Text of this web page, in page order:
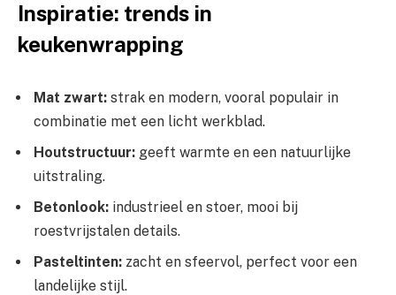
Inspiratie: trends in
keukenwrapping
Mat zwart: strak en modern, vooral populair in
combinatie met een licht werkblad.
Houtstructuur: geeft warmte en een natuurlijke
uitstraling.
Betonlook: industrieel en stoer, mooi bij
roestvrijstalen details.
Pasteltinten: zacht en sfeervol, perfect voor een
landelijke stijl.